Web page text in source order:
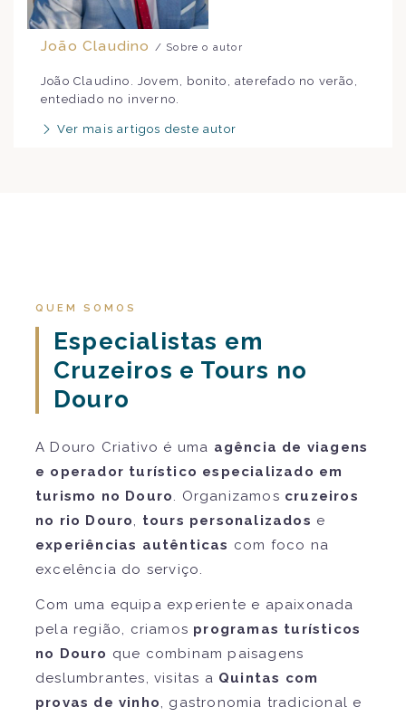
João Claudino / Sobre o autor
João Claudino. Jovem, bonito, aterefado no verão,
entediado no inverno.
Ver mais artigos deste autor
QUEM SOMOS
Especialistas em
Cruzeiros e Tours no
Douro
A Douro Criativo é uma agência de viagens
e operador turístico especializado em
turismo no Douro. Organizamos cruzeiros
no rio Douro, tours personalizados e
experiências autênticas com foco na
excelência do serviço.
Com uma equipa experiente e apaixonada
pela região, criamos programas turísticos
no Douro que combinam paisagens
deslumbrantes, visitas a Quintas com
provas de vinho, gastronomia tradicional e